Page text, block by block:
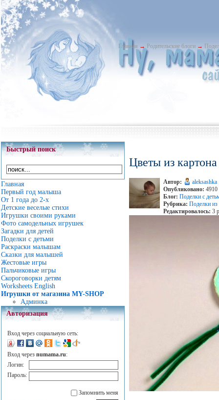
Главная → Родительские блоги →
Быстрый поиск
Главная
Первый год малыша
От 1 года до 2-х
Детские веселые стихи
Игрушки своими руками
Фото самодельных игрушек
Загадки для детей
Поделки с детьми
Раскраски малышам
Сказки для малышей
Жестовые игры
Пальчиковые игры
Скороговорки детям
Worksheets English
Игрушки от магазина MY-SHOP
Админка
Авторизация
Вход через социальную сеть:
Вход через numama.ru:
Логин:
Пароль:
Запомнить меня
Цветы из
Автор:
aleksashka
Опубликовано: 4910
Блог: Поделки с
Рубрика: Поделки из
Редактировалось: 3